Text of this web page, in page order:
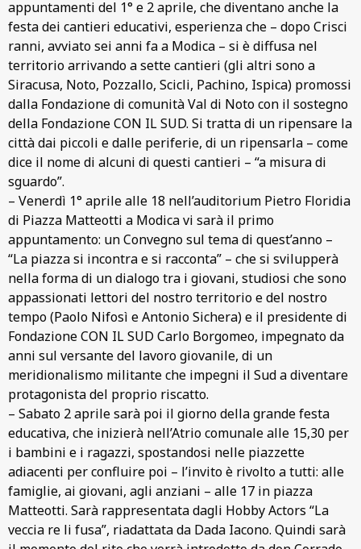
appuntamenti del 1° e 2 aprile, che diventano anche la
festa dei cantieri educativi, esperienza che – dopo Crisci
ranni, avviato sei anni fa a Modica – si è diffusa nel
territorio arrivando a sette cantieri (gli altri sono a
Siracusa, Noto, Pozzallo, Scicli, Pachino, Ispica) promossi
dalla Fondazione di comunità Val di Noto con il sostegno
della Fondazione CON IL SUD. Si tratta di un ripensare la
città dai piccoli e dalle periferie, di un ripensarla – come
dice il nome di alcuni di questi cantieri – “a misura di
sguardo”.
– Venerdì 1° aprile alle 18 nell’auditorium Pietro Floridia
di Piazza Matteotti a Modica vi sarà il primo
appuntamento: un Convegno sul tema di quest’anno –
“La piazza si incontra e si racconta” – che si svilupperà
nella forma di un dialogo tra i giovani, studiosi che sono
appassionati lettori del nostro territorio e del nostro
tempo (Paolo Nifosì e Antonio Sichera) e il presidente di
Fondazione CON IL SUD Carlo Borgomeo, impegnato da
anni sul versante del lavoro giovanile, di un
meridionalismo militante che impegni il Sud a diventare
protagonista del proprio riscatto.
– Sabato 2 aprile sarà poi il giorno della grande festa
educativa, che inizierà nell’Atrio comunale alle 15,30 per
i bambini e i ragazzi, spostandosi nelle piazzette
adiacenti per confluire poi – l’invito è rivolto a tutti: alle
famiglie, ai giovani, agli anziani – alle 17 in piazza
Matteotti. Sarà rappresentata dagli Hobby Actors “La
veccia re li fusa”, riadattata da Dada Iacono. Quindi sarà